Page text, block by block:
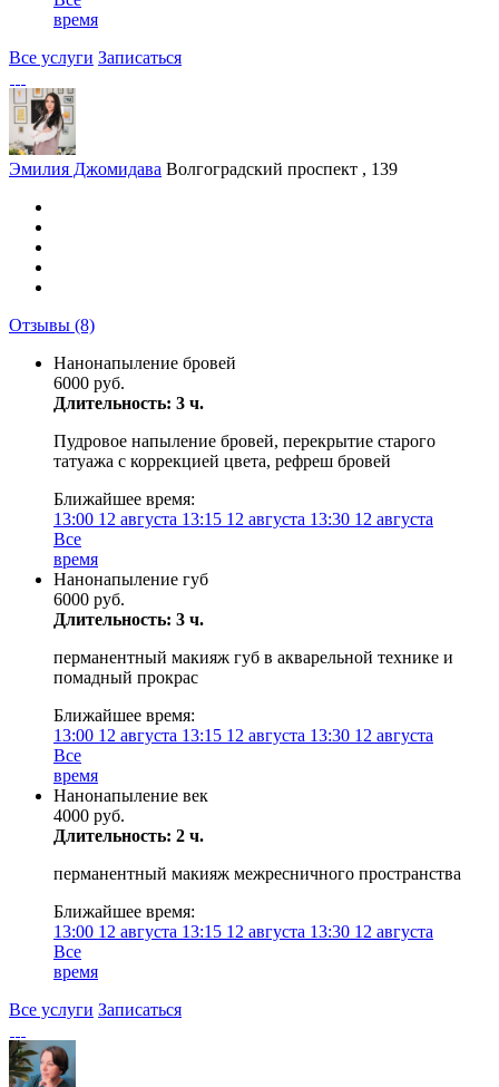
время
Все услуги Записаться
Эмилия Джомидава Волгоградский проспект , 139
Отзывы (8)
Нанонапыление бровей
6000 руб.
Длительность: 3 ч.
Пудровое напыление бровей, перекрытие старого
татуажа с коррекцией цвета, рефреш бровей
Ближайшее время:
13:00 12 августа 13:15 12 августа 13:30 12 августа
Все
время
Нанонапыление губ
6000 руб.
Длительность: 3 ч.
перманентный макияж губ в акварельной технике и
помадный прокрас
Ближайшее время:
13:00 12 августа 13:15 12 августа 13:30 12 августа
Все
время
Нанонапыление век
4000 руб.
Длительность: 2 ч.
перманентный макияж межресничного пространства
Ближайшее время:
13:00 12 августа 13:15 12 августа 13:30 12 августа
Все
время
Все услуги Записаться